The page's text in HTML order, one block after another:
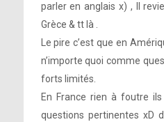
parler en anglais x) , Il
Grèce & tt là .
Le pire c’est que en
n’importe quoi comme
forts limités.
En France rien à foutre
questions pertinentes xD